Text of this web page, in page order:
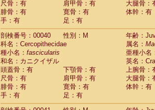
Pitheciidae Callicebus
Pitheciidae Chiropotes satanas
Pitheciidae Pithecia monachus
Pitheciidae Pithecia pithecia (0)
Cercopithecidae Cercocebus agilis (0)
Cercopithecidae
Cercocebus
Cercopithecidae
Cercocebus
CercopithecidaeCercocebus
CercopithecidaeCercocebus
CercopithecidaeCercocebus hybrid(0)
CercopithecidaeCercocebus
CercopithecidaeLophocebus
尺骨：有
肩甲骨：有
大腿骨：
腓骨：有
寛骨：有
体幹：有
手：有
足：有
剖検番号：00040
性別：M
年齢：
科名：Cercopithecidae
属名：
種小名： fascicularis
亜種小名
和名：カニクイザル
英名：
頭蓋骨：有
下顎骨：有
上腕骨：
尺骨：有
肩甲骨：有
大腿骨：
腓骨：有
寛骨：有
体幹：有
手：有
足：有